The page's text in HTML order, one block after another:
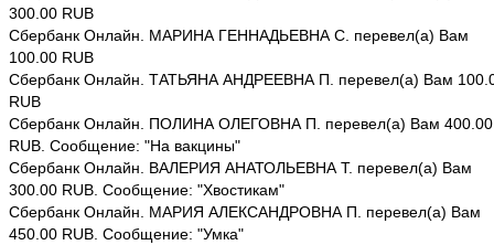
300.00 RUB
Сбербанк Онлайн. МАРИНА ГЕННАДЬЕВНА С. перевел(а) Вам
100.00 RUB
Сбербанк Онлайн. ТАТЬЯНА АНДРЕЕВНА П. перевел(а) Вам
RUB
Сбербанк Онлайн. ПОЛИНА ОЛЕГОВНА П. перевел(а) Вам 400.00
RUB. Сообщение: "На вакцины"
Сбербанк Онлайн. ВАЛЕРИЯ АНАТОЛЬЕВНА Т. перевел(а) Вам
300.00 RUB. Сообщение: "Хвостикам"
Сбербанк Онлайн. МАРИЯ АЛЕКСАНДРОВНА П. перевел(а) Вам
450.00 RUB. Сообщение: "Умка"